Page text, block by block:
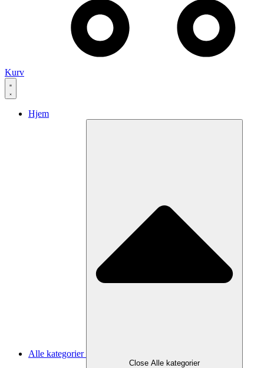
Kurv
Hjem
Alle kategorier
Close Alle kategorier